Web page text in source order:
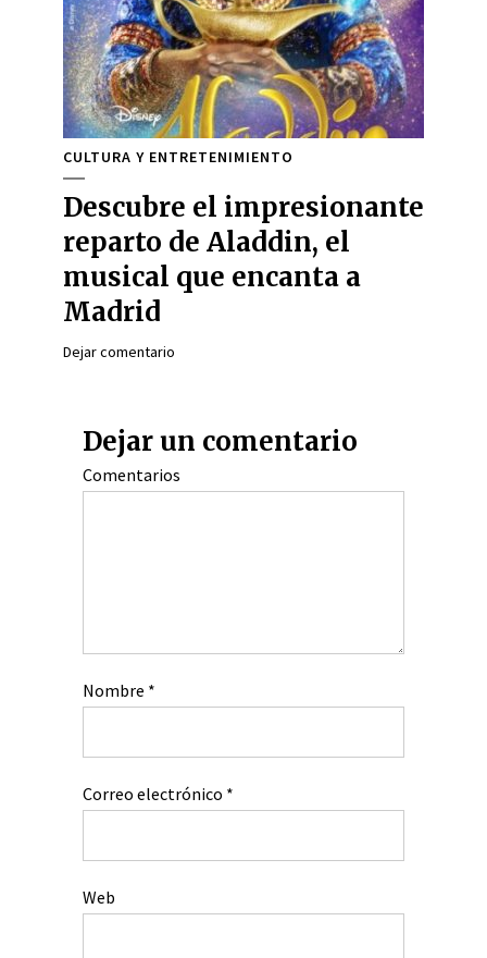
CULTURA Y ENTRETENIMIENTO
Descubre el impresionante
reparto de Aladdin, el
musical que encanta a
Madrid
Dejar comentario
Dejar un comentario
Comentarios
Nombre *
Correo electrónico *
Web